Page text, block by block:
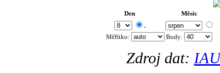
Den Měsíc
.
Měřítko: Body:
Zdroj dat: